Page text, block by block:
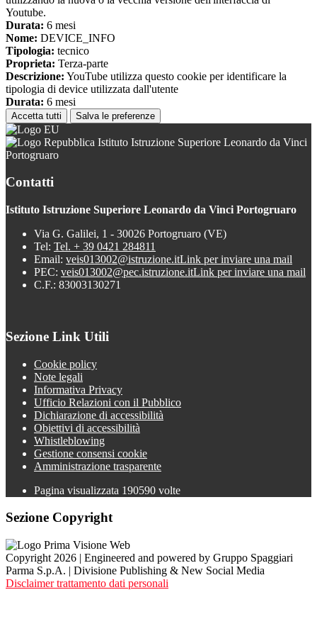
Youtube.
Durata: 6 mesi
Nome: DEVICE_INFO
Tipologia: tecnico
Proprieta: Terza-parte
Descrizione: YouTube utilizza questo cookie per identificare la
tipologia di device utilizzata dall'utente
Durata: 6 mesi
Accetta tutti Salva le preferenze
Istituto Istruzione Superiore Leonardo da Vinci
Portogruaro
Contatti
Istituto Istruzione Superiore Leonardo da Vinci Portogruaro
Via G. Galilei, 1 - 30026 Portogruaro (VE)
Tel: Tel. + 39 0421 284811
Email: veis013002@istruzione.itLink per inviare una mail
PEC: veis013002@pec.istruzione.itLink per inviare una mail
C.F.: 83003130271
Sezione Link Utili
Cookie policy
Note legali
Informativa Privacy
Ufficio Relazioni con il Pubblico
Dichiarazione di accessibilità
Obiettivi di accessibilità
Whistleblowing
Gestione consensi cookie
Amministrazione trasparente
Pagina visualizzata 190590 volte
Sezione Copyright
Copyright 2026 | Engineered and powered by Gruppo Spaggiari
Parma S.p.A. | Divisione Publishing & New Social Media
Disclaimer trattamento dati personali